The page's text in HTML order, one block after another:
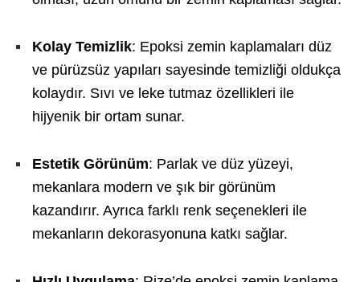
Kolay Temizlik: Epoksi zemin kaplamaları düz
ve pürüzsüz yapıları sayesinde temizliği oldukça
kolaydır. Sıvı ve leke tutmaz özellikleri ile
hijyenik bir ortam sunar.
Estetik Görünüm: Parlak ve düz yüzeyi,
mekanlara modern ve şık bir görünüm
kazandırır. Ayrıca farklı renk seçenekleri ile
mekanların dekorasyonuna katkı sağlar.